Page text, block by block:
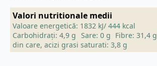
Valori nutritionale medii
Valoare energetică: 1832 kJ/ 444 kcal
Carbohidrați: 4,9 g Sare: 0 g Fibre: 31,4 g
din care, acizi grasi saturati: 3,8 g